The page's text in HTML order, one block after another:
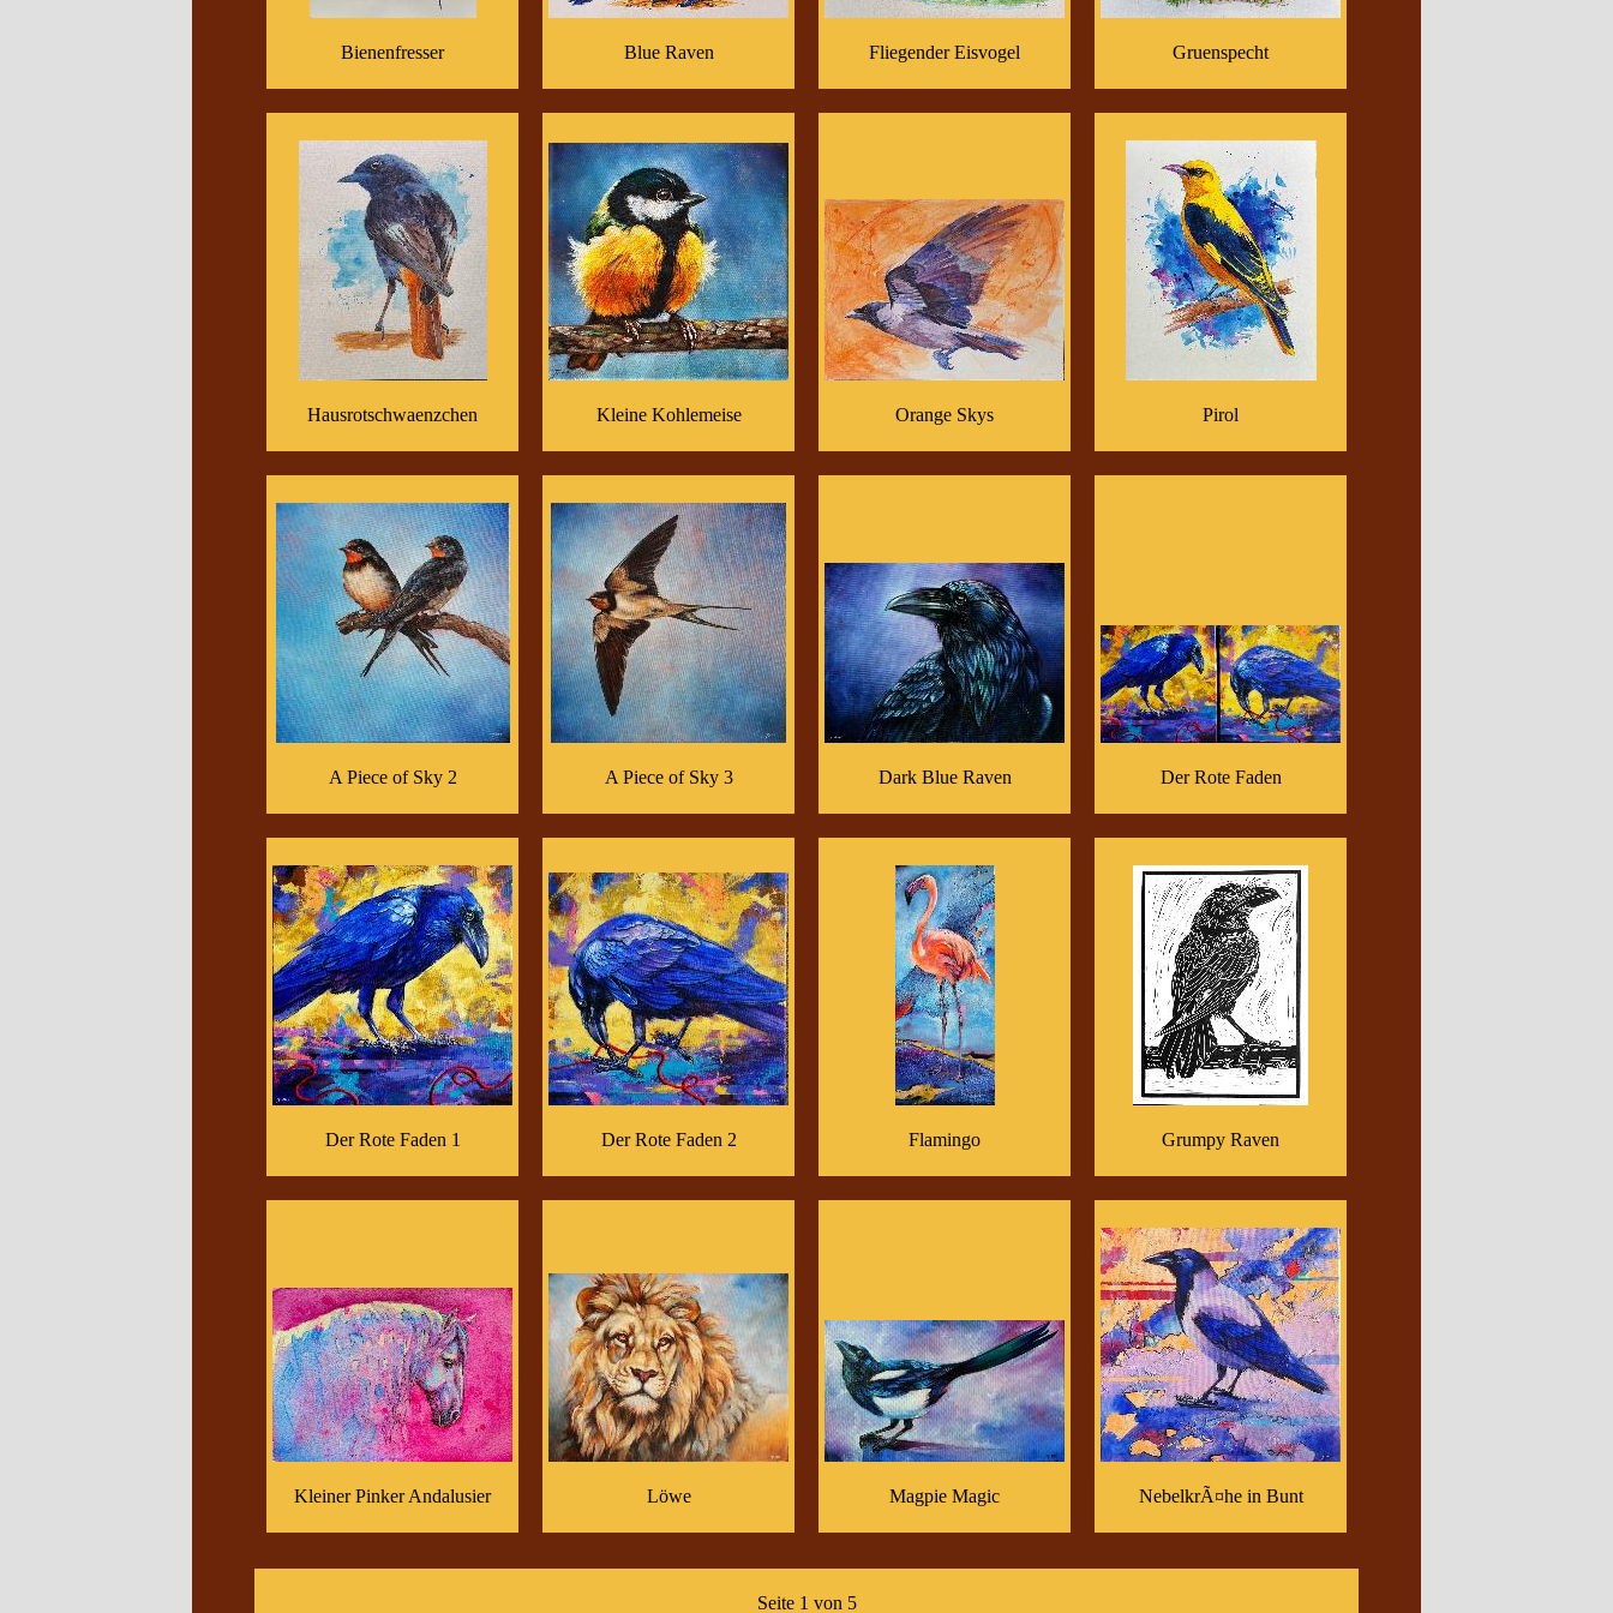
Bienenfresser Blue Raven Fliegender Eisvogel Gruenspecht
Hausrotschwaenzchen Kleine Kohlemeise Orange Skys Pirol
A Piece of Sky 2 A Piece of Sky 3 Dark Blue Raven Der Rote Faden
Der Rote Faden 1 Der Rote Faden 2 Flamingo Grumpy Raven
Kleiner Pinker Andalusier Löwe Magpie Magic NebelkrÃ¤he in Bunt
Seite 1 von 5